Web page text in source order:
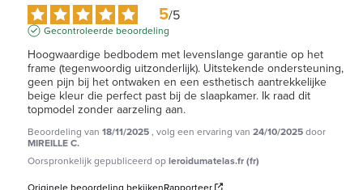
5/5
Gecontroleerde beoordeling
Hoogwaardige bedbodem met levenslange garantie op het
frame (tegenwoordig uitzonderlijk). Uitstekende ondersteuning,
geen pijn bij het ontwaken en een esthetisch aantrekkelijke
beige kleur die perfect past bij de slaapkamer. Ik raad dit
topmodel zonder aarzeling aan.
Beoordeling van 18/11/2025, volg een ervaring van 24/10/2025door
MIREILLE C.
Oorspronkelijk gepubliceerd opleroidumatelas.fr (fr)